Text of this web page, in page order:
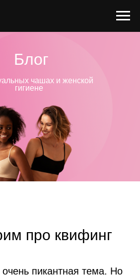
Блог
чашах и женской
гигиене
про квифинг
пикантная тема. Но